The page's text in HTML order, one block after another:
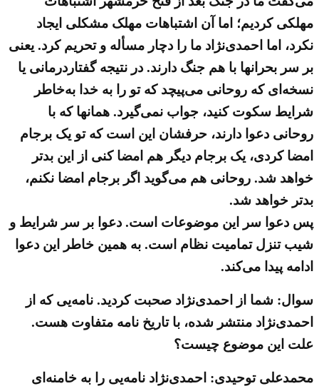
مهلکی کردیم؛ اما آن اشتباهات مهلک مشکلی ایجاد
نکرد، اما احمدی‌نژاد ما را دچار مسأله و تحریم کرد. یعنی
بر سر بحرانها با هم جنگ دارند. در نتیجه گفتاردرمانی یا
نسخه‌ای که روحانی می‌پیچد که تو را به خدا به‌خاطر
شرایط سکوت کنید، جواب نمی‌گیرد. همانها که با
روحانی دعوا دارند، حرفشان این است که تو یک برجام
امضا کردی، یک برجام دیگر هم امضا کنی از این بدتر
خواهد شد. روحانی هم می‌گوید اگر برجام امضا نکنم،
بدتر خواهد شد.
پس دعوا سر این موضوعات است. دعوا بر سر شرایط و
شیب تنزل تمامیت نظام است. به همین خاطر این دعوا
ادامه پیدا می‌کند.
سوال: شما از احمدی‌نژاد صحبت کردید. نامه‌یی که از
احمدی‌نژاد منتشر شده، با تاریخ نامه متفاوت هست.
علت این موضوع چیست؟
محمدعلی توحیدی: احمدی‌نژاد نامه‌یی را به خامنه‌ای